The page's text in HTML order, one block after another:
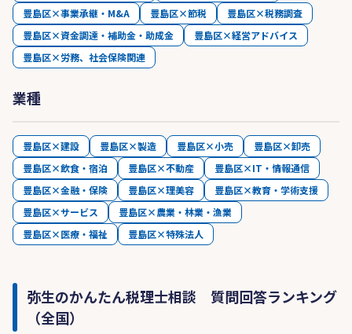
豊島区×事業承継・M&A
豊島区×節税
豊島区×税務調査
豊島区×資金調達・補助金・助成金
豊島区×経営アドバイス
豊島区×労務、社会保険関連
業種
豊島区×建設 豊島区×製造 豊島区×小売
豊島区×卸売
豊島区×飲食・宿泊
豊島区×不動産
豊島区×IT・情報通信
豊島区×金融・保険
豊島区×理美容
豊島区×教育・学術支援
豊島区×サービス
豊島区×農業・林業・漁業
豊島区×医療・福祉
豊島区×特殊法人
弥生のかんたん税理士相談 質問回答ランキング
（全国）